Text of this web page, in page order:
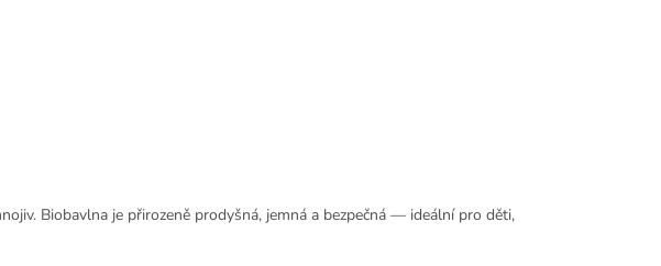
Biobavlna je přirozeně prodyšná, jemná a bezpečná — ideální pro děti,